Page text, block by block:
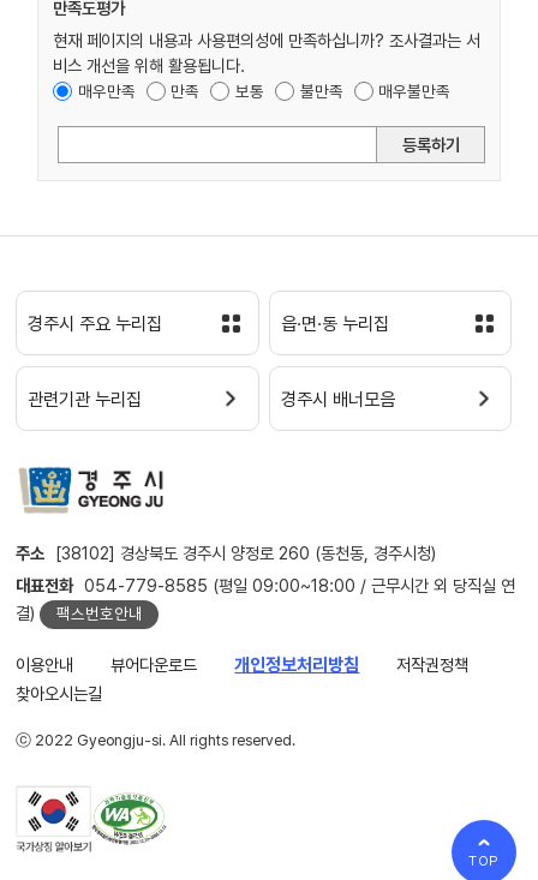
만족도평가
현재 페이지의 내용과 사용편의성에 만족하십니까? 조사결과는 서
비스 개선을 위해 활용됩니다.
매우만족 만족 보통 불만족 매우불만족
등록하기
경주시 주요 누리집 읍·면·동 누리집
관련기관 누리집 경주시 배너모음
주소 [38102] 경상북도 경주시 양정로 260 (동천동, 경주시청)
대표전화 054-779-8585 (평일 09:00~18:00 / 근무시간 외 당직실 연
결)
팩스번호안내
이용안내 뷰어다운로드 개인정보처리방침
저작권정책
찾아오시는길
ⓒ 2022 Gyeongju-si. All rights reserved.
TOP